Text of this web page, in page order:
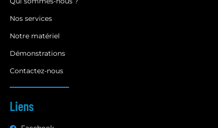
Nos services
Notre matériel
Démonstrations
Contactez-nous
Liens